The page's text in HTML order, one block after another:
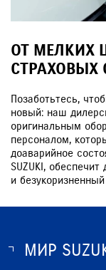
ОТ МЕЛКИХ
СТРАХОВЫХ
Позаботьтесь,
новый: наш
оригинальным
персоналом,
доаварийное
SUZUKI,
и
МИР